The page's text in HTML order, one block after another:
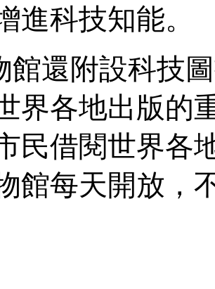
進科技知能。
附設科技圖
界各地出版的
民借閱世界各
館每天開放，